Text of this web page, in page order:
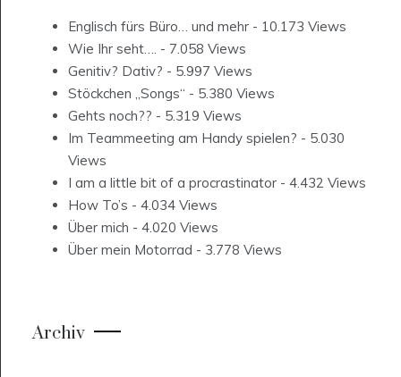
Englisch fürs Büro… und mehr - 10.173 Views
Wie Ihr seht…. - 7.058 Views
Genitiv? Dativ? - 5.997 Views
Stöckchen „Songs“ - 5.380 Views
Gehts noch?? - 5.319 Views
Im Teammeeting am Handy spielen? - 5.030
Views
I am a little bit of a procrastinator - 4.432 Views
How To’s - 4.034 Views
Über mich - 4.020 Views
Über mein Motorrad - 3.778 Views
Archiv